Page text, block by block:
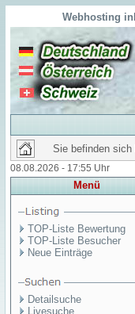
Webhosting
Sie befinden
08.08.2026 - 17:55 Uhr
Menü
TOP-Liste Bewertung
TOP-Liste Besucher
Neue Einträge
Detailsuche
Livesuche